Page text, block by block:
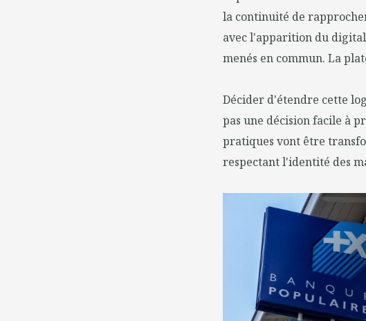
la continuité de
avec l'apparition du
menés en commun. La
Décider d'étendre cette
pas une décision facile à
pratiques vont être
respectant l'identité des